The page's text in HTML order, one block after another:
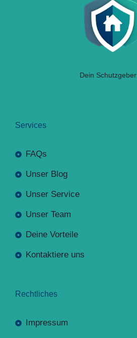
Dein Schutzgeber
Services
FAQs
Unser Blog
Unser Service
Unser Team
Deine Vorteile
Kontaktiere uns
Rechtliches
Impressum